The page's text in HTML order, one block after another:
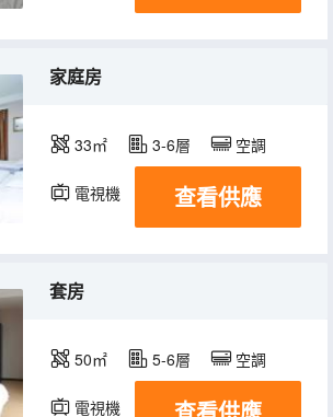
家庭房
33㎡ 3-6層 空調
電視機 查看供應
套房
50㎡ 5-6層 空調
電視機